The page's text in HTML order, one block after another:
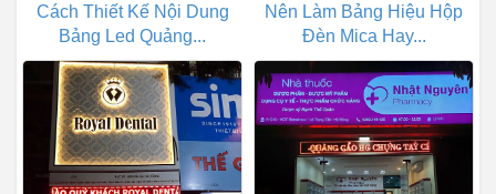
Cách Thiết Kế Nội Dung
Bảng Led Quảng...
Nên Làm Bảng Hiệu Hộp
Đèn Mica Hay...